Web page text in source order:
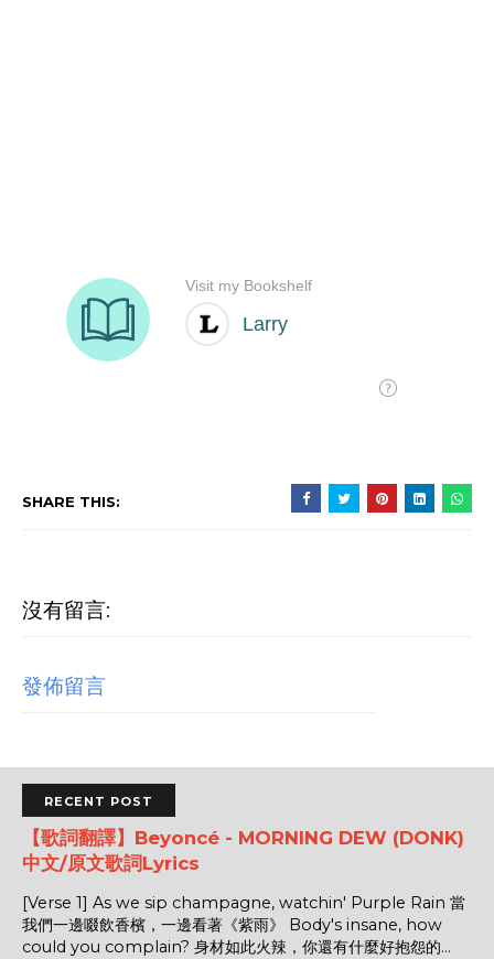
SHARE THIS:
沒有留言:
發佈留言
RECENT POST
【歌詞翻譯】Beyoncé - MORNING DEW (DONK)
中文/原文歌詞Lyrics
[Verse 1] As we sip champagne, watchin' Purple Rain 當
我們一邊啜飲香檳，一邊看著《紫雨》 Body's insane, how
could you complain? 身材如此火辣，你還有什麼好抱怨的...